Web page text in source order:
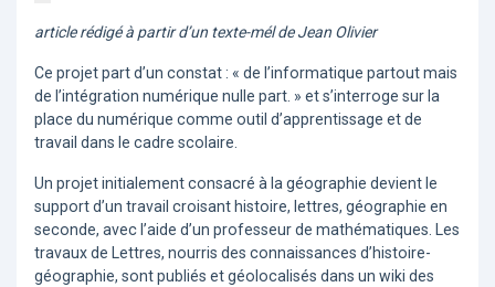
article rédigé à partir d’un texte-mél de Jean Olivier
Ce projet part d’un constat : « de l’informatique partout mais
de l’intégration numérique nulle part. » et s’interroge sur la
place du numérique comme outil d’apprentissage et de
travail dans le cadre scolaire.
Un projet initialement consacré à la géographie devient le
support d’un travail croisant histoire, lettres, géographie en
seconde, avec l’aide d’un professeur de mathématiques. Les
travaux de Lettres, nourris des connaissances d’histoire-
géographie, sont publiés et géolocalisés dans un wiki des